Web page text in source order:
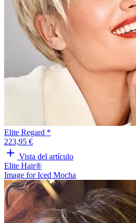
Elite Regard *
223,95 €
Vista del artículo
Elite Hair®
Image for Iced Mocha